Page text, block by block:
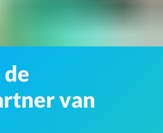
van